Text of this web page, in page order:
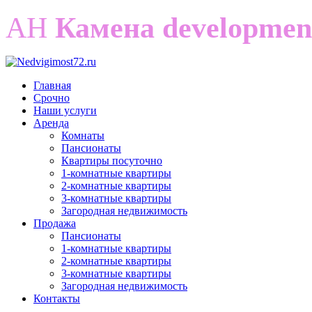
АН Камена
Главная
Срочно
Наши услуги
Аренда
Комнаты
Пансионаты
Квартиры посуточно
1-комнатные квартиры
2-комнатные квартиры
3-комнатные квартиры
Загородная недвижимость
Продажа
Пансионаты
1-комнатные квартиры
2-комнатные квартиры
3-комнатные квартиры
Загородная недвижимость
Контакты